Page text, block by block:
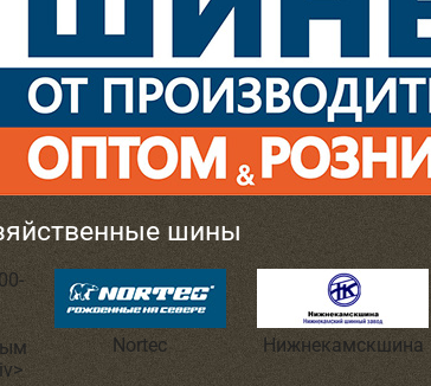
шины
Nortec Нижнекамскшина